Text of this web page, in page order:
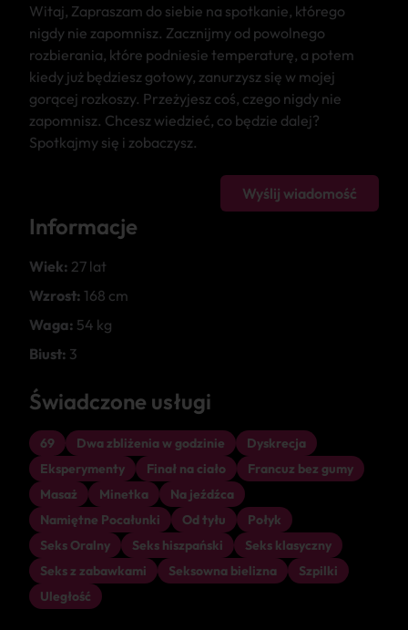
Witaj, Zapraszam do siebie na spotkanie, którego
nigdy nie zapomnisz. Zacznijmy od powolnego
rozbierania, które podniesie temperaturę, a potem
kiedy już będziesz gotowy, zanurzysz się w mojej
gorącej rozkoszy. Przeżyjesz coś, czego nigdy nie
zapomnisz. Chcesz wiedzieć, co będzie dalej?
Spotkajmy się i zobaczysz.
Wyślij wiadomość
Informacje
Wiek: 27 lat
Wzrost: 168 cm
Waga: 54 kg
Biust: 3
Świadczone usługi
69 Dwa zbliżenia w godzinie
Dyskrecja
Eksperymenty
Finał na ciało
Francuz bez gumy
Masaż
Minetka
Na jeźdźca
Namiętne Pocałunki
Od tyłu
Połyk
Seks Oralny
Seks hiszpański
Seks klasyczny
Seks z zabawkami
Seksowna bielizna
Szpilki
Uległość